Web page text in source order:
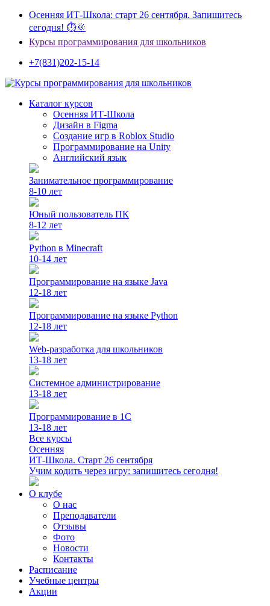
Осенняя ИТ-Школа: старт 26 сентября. Запишитесь
сегодня! ⏱🌞
Курсы программирования для школьников
+7(831)202-15-14
Каталог курсов
Осенняя ИТ-Школа
Дизайн в Figma
Создание игр в Roblox Studio
Программирование на Unity
Английский язык
Занимательное программирование
8-10 лет
Юный пользователь ПК
8-12 лет
Python в Minecraft
10-14 лет
Программирование на языке Java
12-18 лет
Программирование на языке Python
12-18 лет
Web-разработка для школьников
13-18 лет
Системное администрирование
13-18 лет
Программирование в 1С
13-18 лет
Все курсы
Осенняя
ИТ-Школа. Старт 26 сентября
Учим кодить через игру: запишитесь сегодня!
О клубе
О нас
Преподаватели
Отзывы
Фото
Новости
Контакты
Расписание
Учебные центры
Акции